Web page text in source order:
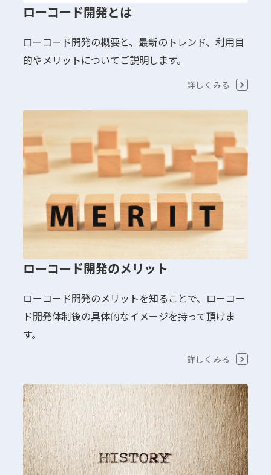
ローコード開発とは
ローコード開発の概要と、最新のトレンド、利用目
的やメリットについてご説明します。
詳しくみる
ローコード開発のメリット
ローコード開発のメリットを知ることで、ローコー
ド開発体制後の具体的なイメージを持って頂けま
す。
詳しくみる